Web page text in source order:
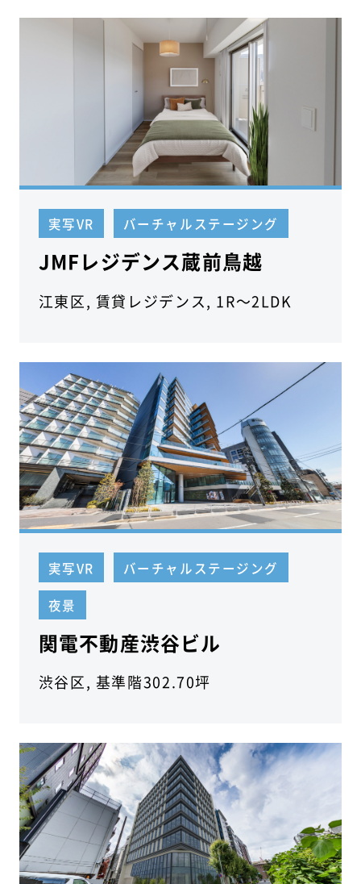
実写VR バーチャルステージング
JMFレジデンス蔵前鳥越
江東区, 賃貸レジデンス, 1R～2LDK
実写VR バーチャルステージング
夜景
関電不動産渋谷ビル
渋谷区, 基準階302.70坪